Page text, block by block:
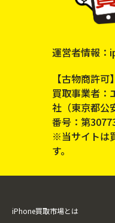
iPhone買取市場とは
運営者情報：
【古物商許可】
買取事業者：
社（東京都公
番号：第
※当サイトは
す。